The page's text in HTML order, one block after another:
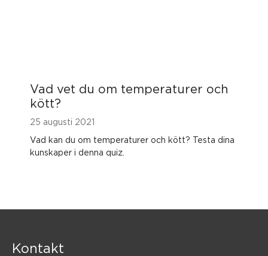
Vad vet du om temperaturer och
kött?
25 augusti 2021
Vad kan du om temperaturer och kött? Testa dina
kunskaper i denna quiz.
Kontakt